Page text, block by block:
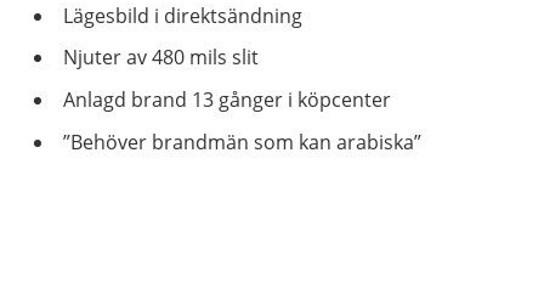
Lägesbild i direktsändning
Njuter av 480 mils slit
Anlagd brand 13 gånger i köpcenter
”Behöver brandmän som kan arabiska”